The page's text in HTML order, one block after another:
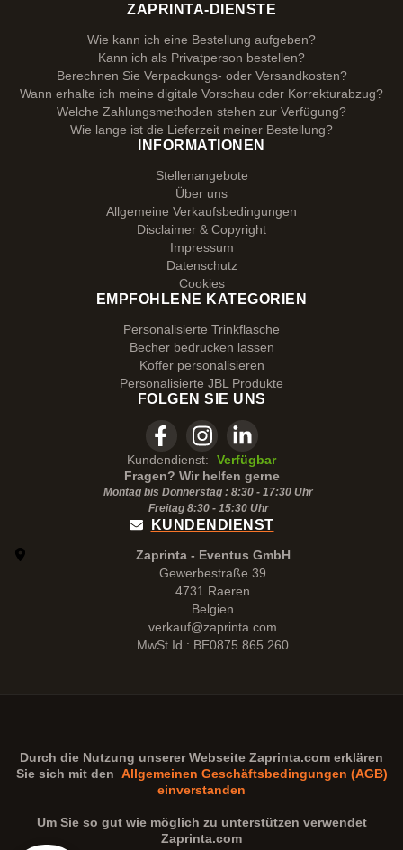
ZAPRINTA-DIENSTE
Wie kann ich eine Bestellung aufgeben?
Kann ich als Privatperson bestellen?
Berechnen Sie Verpackungs- oder Versandkosten?
Wann erhalte ich meine digitale Vorschau oder Korrekturabzug?
Welche Zahlungsmethoden stehen zur Verfügung?
Wie lange ist die Lieferzeit meiner Bestellung?
INFORMATIONEN
Stellenangebote
Über uns
Allgemeine Verkaufsbedingungen
Disclaimer & Copyright
Impressum
Datenschutz
Cookies
EMPFOHLENE KATEGORIEN
Personalisierte Trinkflasche
Becher bedrucken lassen
Koffer personalisieren
Personalisierte JBL Produkte
FOLGEN SIE UNS
Kundendienst:
Verfügbar
Fragen? Wir helfen gerne
Montag bis Donnerstag : 8:30 - 17:30 Uhr
Freitag 8:30 - 15:30Uhr
KUNDENDIENST
Zaprinta - Eventus GmbH
Gewerbestraße 39
4731 Raeren
Belgien
verkauf@zaprinta.com
MwSt.Id : BE0875.865.260
Durch die Nutzung unserer Webseite Zaprinta.com erklären
Sie sich mit den Allgemeinen Geschäftsbedingungen (AGB)
einverstanden
Um Sie so gut wie möglich zu unterstützen verwendet
Zaprinta.com